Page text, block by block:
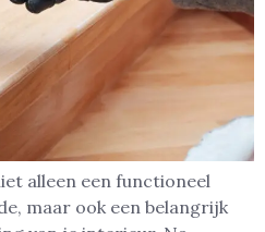
alleen een functioneel
maar ook een belangrijk